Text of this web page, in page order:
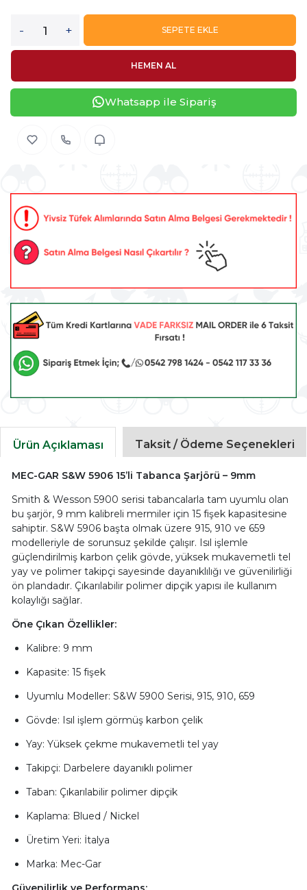
- + SEPETE EKLE
HEMEN AL
Whatsapp ile Sipariş
Ürün Açıklaması Taksit / Ödeme Seçenekleri
MEC-GAR S&W 5906 15’li Tabanca Şarjörü – 9mm
Smith & Wesson 5900 serisi tabancalarla tam uyumlu olan
bu şarjör, 9 mm kalibreli mermiler için 15 fişek kapasitesine
sahiptir. S&W 5906 başta olmak üzere 915, 910 ve 659
modelleriyle de sorunsuz şekilde çalışır. Isıl işlemle
güçlendirilmiş karbon çelik gövde, yüksek mukavemetli tel
yay ve polimer takipçi sayesinde dayanıklılığı ve güvenilirliği
ön plandadır. Çıkarılabilir polimer dipçik yapısı ile kullanım
kolaylığı sağlar.
Öne Çıkan Özellikler:
Kalibre: 9 mm
Kapasite: 15 fişek
Uyumlu Modeller: S&W 5900 Serisi, 915, 910, 659
Gövde: Isıl işlem görmüş karbon çelik
Yay: Yüksek çekme mukavemetli tel yay
Takipçi: Darbelere dayanıklı polimer
Taban: Çıkarılabilir polimer dipçik
Kaplama: Blued / Nickel
Üretim Yeri: İtalya
Marka: Mec-Gar